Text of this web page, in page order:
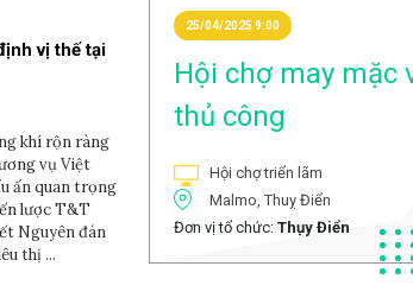
vị thế tại
khí rộn ràng
vụ Việt
ấn quan trọng
lược T&T
Nguyên đán
thị ...
25/04/2025 9:00
Hội chợ may mặc
thủ công
Hội chợ triển lãm
Malmo, Thuỵ Điển
Đơn vị tổ chức: Thụy Điển